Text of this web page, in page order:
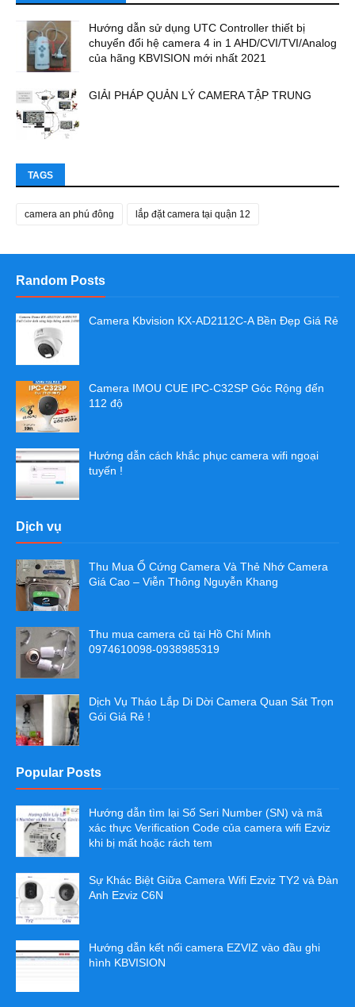
Hướng dẫn sử dụng UTC Controller thiết bị
chuyển đổi hệ camera 4 in 1 AHD/CVI/TVI/Analog
của hãng KBVISION mới nhất 2021
GIẢI PHÁP QUẢN LÝ CAMERA TẬP TRUNG
TAGS
camera an phú đông lắp đặt camera tại quận 12
Random Posts
Camera Kbvision KX-AD2112C-A Bền Đẹp Giá Rẻ
Camera IMOU CUE IPC-C32SP Góc Rộng đến
112 độ
Hướng dẫn cách khắc phục camera wifi ngoại
tuyến !
Dịch vụ
Thu Mua Ổ Cứng Camera Và Thẻ Nhớ Camera
Giá Cao – Viễn Thông Nguyễn Khang
Thu mua camera cũ tại Hồ Chí Minh
0974610098-0938985319
Dịch Vụ Tháo Lắp Di Dời Camera Quan Sát Trọn
Gói Giá Rẻ !
Popular Posts
Hướng dẫn tìm lại Số Seri Number (SN) và mã
xác thực Verification Code của camera wifi Ezviz
khi bị mất hoặc rách tem
Sự Khác Biệt Giữa Camera Wifi Ezviz TY2 và Đàn
Anh Ezviz C6N
Hướng dẫn kết nối camera EZVIZ vào đầu ghi
hình KBVISION